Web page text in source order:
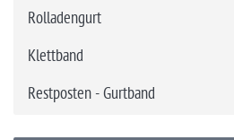
Rolladengurt
Klettband
Restposten - Gurtband